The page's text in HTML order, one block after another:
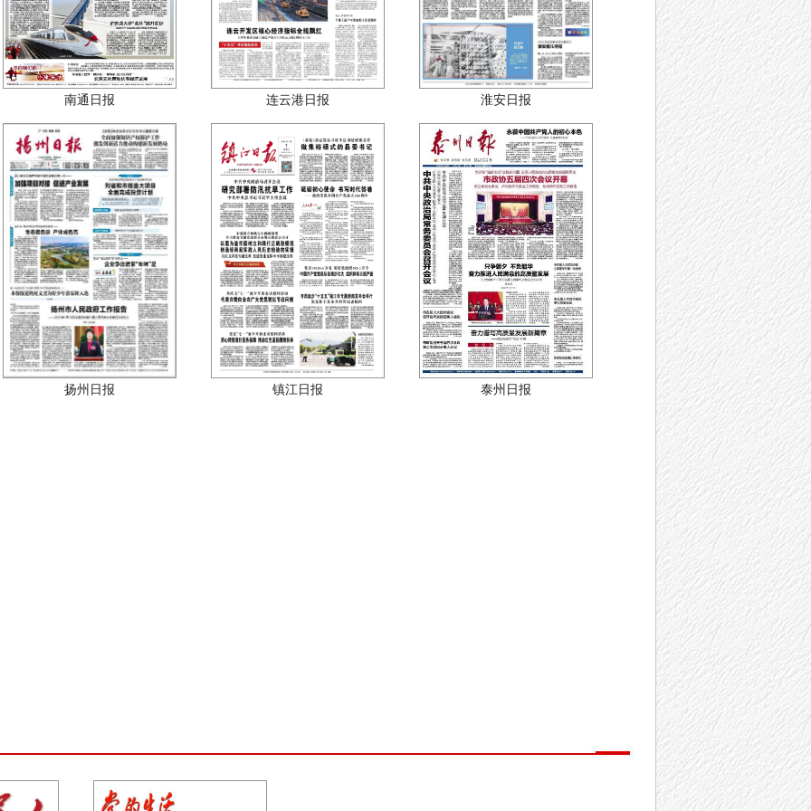
南通日报 连云港日报 淮安日报
扬州日报 镇江日报 泰州日报